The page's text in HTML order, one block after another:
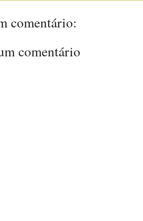
comentário:
comentário